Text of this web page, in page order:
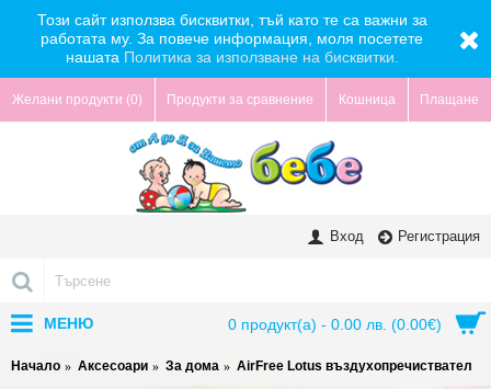
Този сайт използва бисквитки, тъй като те са важни за
работата му. За повече информация, моля посетете
нашата Политика за използване на бисквитки.
Желани продукти (0) Продукти за сравнение Кошница Плащане
0 продукт(а) - 0.00 лв. (0.00€)
Вход Регистрация
МЕНЮ
Начало Аксесоари За дома AirFree Lotus въздухопречиствател